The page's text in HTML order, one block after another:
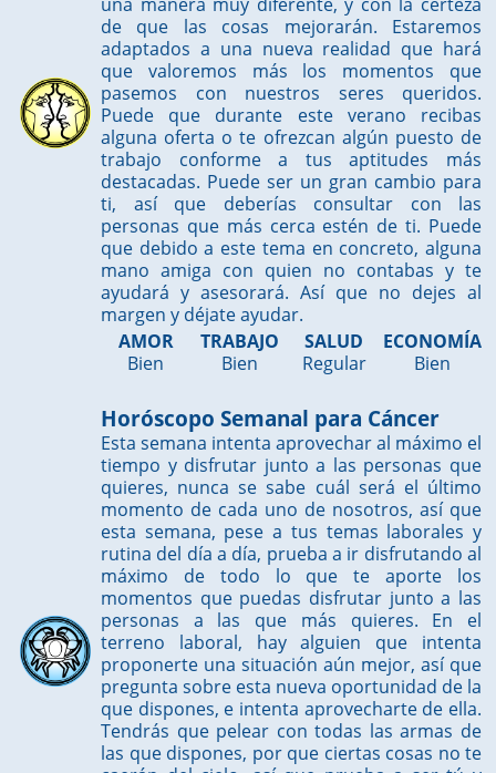
de que las cosas mejorarán. Estaremos
adaptados a una nueva realidad que hará
que valoremos más los momentos que
pasemos con nuestros seres queridos.
Puede que durante este verano recibas
alguna oferta o te ofrezcan algún puesto de
trabajo conforme a tus aptitudes más
destacadas. Puede ser un gran cambio para
ti, así que deberías consultar con las
personas que más cerca estén de ti. Puede
que debido a este tema en concreto, alguna
mano amiga con quien no contabas y te
ayudará y asesorará. Así que no dejes al
margen y déjate ayudar.
AMOR
Bien
TRABAJO
Bien
SALUD
Regular
ECONOMÍA
Bien
Horóscopo Semanal para Cáncer
Esta semana intenta aprovechar al máximo el
tiempo y disfrutar junto a las personas que
quieres, nunca se sabe cuál será el último
momento de cada uno de nosotros, así que
esta semana, pese a tus temas laborales y
rutina del día a día, prueba a ir disfrutando al
máximo de todo lo que te aporte los
momentos que puedas disfrutar junto a las
personas a las que más quieres. En el
terreno laboral, hay alguien que intenta
proponerte una situación aún mejor, así que
pregunta sobre esta nueva oportunidad de la
que dispones, e intenta aprovecharte de ella.
Tendrás que pelear con todas las armas de
las que dispones, por que ciertas cosas no te